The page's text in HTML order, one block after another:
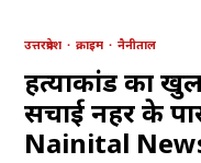
उत्तरप्रदेश क्राइम नैनीताल
हत्याकांड का
सिंचाई नहर के
Nainital